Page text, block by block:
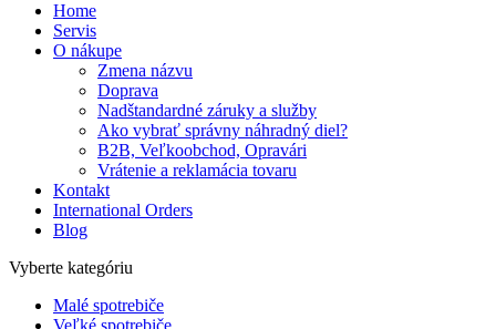
Home
Servis
O nákupe
Zmena názvu
Doprava
Nadštandardné záruky a služby
Ako vybrať správny náhradný diel?
B2B, Veľkoobchod, Opravári
Vrátenie a reklamácia tovaru
Kontakt
International Orders
Blog
Vyberte kategóriu
Malé spotrebiče
Veľké spotrebiče